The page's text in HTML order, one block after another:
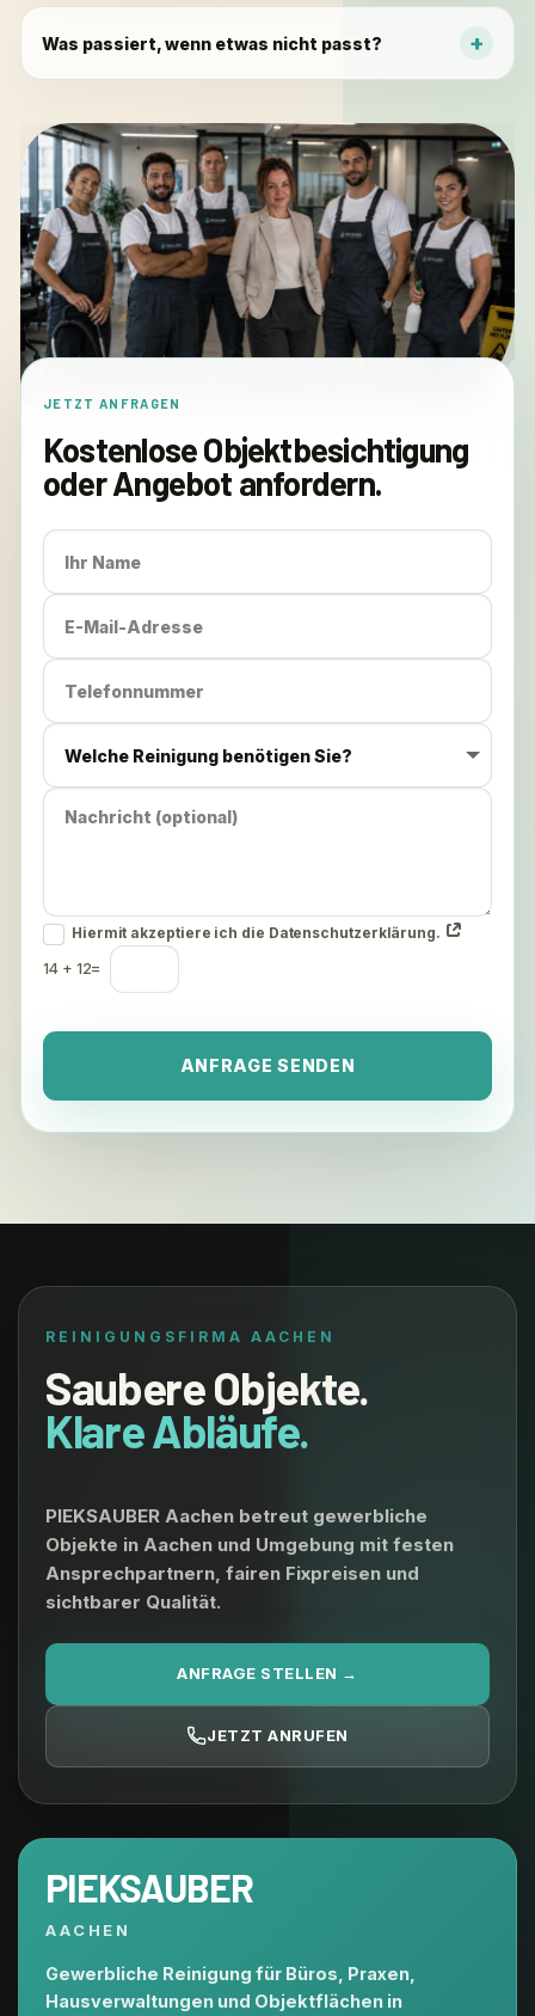
Was passiert, wenn etwas nicht passt?
JETZT ANFRAGEN
Kostenlose Objektbesichtigung
oder Angebot anfordern.
Hiermit akzeptiere ich die Datenschutzerklärung.
14 + 12=
ANFRAGE SENDEN
REINIGUNGSFIRMA AACHEN
Saubere Objekte.
Klare Abläufe.
PIEKSAUBER Aachen betreut gewerbliche
Objekte in Aachen und Umgebung mit festen
Ansprechpartnern, fairen Fixpreisen und
sichtbarer Qualität.
ANFRAGE STELLEN →
JETZT ANRUFEN
PIEKSAUBER
AACHEN
Gewerbliche Reinigung für Büros, Praxen,
Hausverwaltungen und Objektflächen in